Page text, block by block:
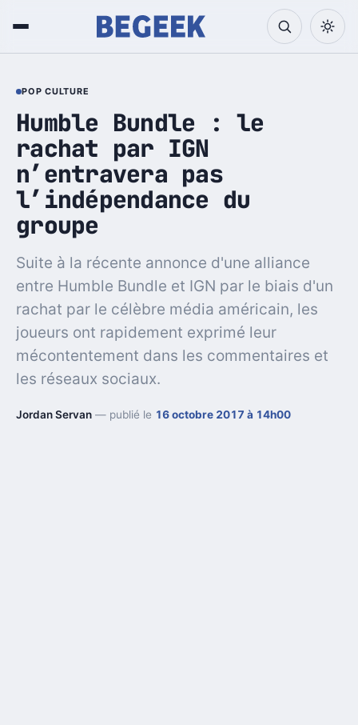
POP CULTURE
Humble Bundle : le
rachat par IGN
n’entravera pas
l’indépendance du
groupe
Suite à la récente annonce d'une alliance
entre Humble Bundle et IGN par le biais d'un
rachat par le célèbre média américain, les
joueurs ont rapidement exprimé leur
mécontentement dans les commentaires et
les réseaux sociaux.
Jordan Servan — publié le 16 octobre 2017 à 14h00